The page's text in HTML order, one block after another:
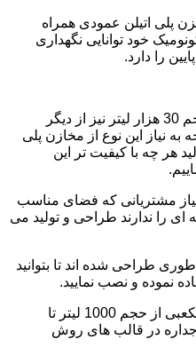
پلی اتیلن عمودی همراه
خود توانایی نگهداری
تولید مخازن پلی اتیلن مکعبی تا حجم 30 هزار لیتر نیز از دیگر
به نیاز این نوع از مخازن پلی
هر چه با کیفیت تر این
مشتریانی که فضای مناسب
ای را ندارند طراحی و تولید می
طراحی شده اند تا بتوانید
نموده و نصب نمایید.
ما توانایی داریم مخازن پلی اتیلن مکعبی از حجم 1000 لیتر تا